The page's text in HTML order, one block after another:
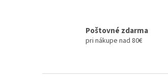
Poštovné zdarma
pri nákupe nad 80€